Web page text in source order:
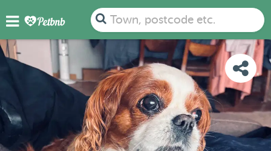
Town, postcode etc.
PHOTOS DETAILS